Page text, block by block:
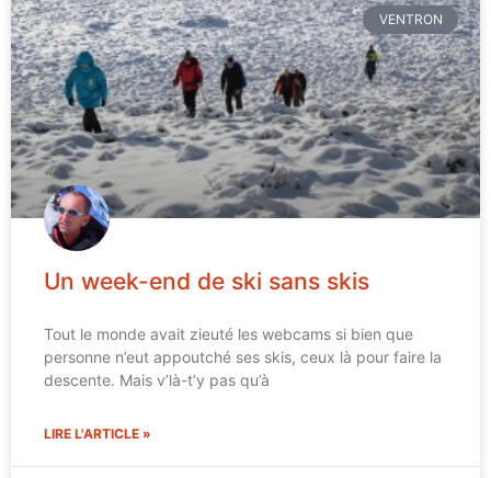
VENTRON
Un week-end de ski sans skis
Tout le monde avait zieuté les webcams si bien que
personne n’eut appoutché ses skis, ceux là pour faire la
descente. Mais v’là-t’y pas qu’à
LIRE L'ARTICLE »